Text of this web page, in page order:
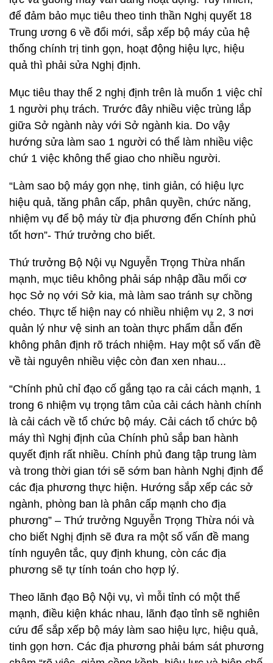
để đảm bảo mục tiêu theo tinh thần Nghị quyết 18
Trung ương 6 về đổi mới, sắp xếp bộ máy của hệ
thống chính trị tinh gọn, hoạt động hiệu lực, hiệu
quả thì phải sửa Nghị định.
Mục tiêu thay thế 2 nghị định trên là muốn 1 việc chỉ
1 người phụ trách. Trước đây nhiều việc trùng lắp
giữa Sở ngành này với Sở ngành kia. Do vậy
hướng sửa làm sao 1 người có thể làm nhiều việc
chứ 1 việc không thể giao cho nhiều người.
“Làm sao bộ máy gọn nhẹ, tinh giản, có hiệu lực
hiệu quả, tăng phân cấp, phân quyền, chức năng,
nhiệm vụ để bộ máy từ địa phương đến Chính phủ
tốt hơn”- Thứ trưởng cho biết.
Thứ trưởng Bộ Nội vụ Nguyễn Trọng Thừa nhấn
mạnh, mục tiêu không phải sáp nhập đầu mối cơ
học Sở nọ với Sở kia, mà làm sao tránh sự chồng
chéo. Thực tế hiện nay có nhiều nhiệm vụ 2, 3 nơi
quản lý như vệ sinh an toàn thực phẩm dẫn đến
không phân định rõ trách nhiệm. Hay một số vấn đề
về tài nguyên nhiều việc còn đan xen nhau...
“Chính phủ chỉ đạo cố gắng tạo ra cải cách mạnh, 1
trong 6 nhiệm vụ trọng tâm của cải cách hành chính
là cải cách về tổ chức bộ máy. Cải cách tổ chức bộ
máy thì Nghị định của Chính phủ sắp ban hành
quyết định rất nhiều. Chính phủ đang tập trung làm
và trong thời gian tới sẽ sớm ban hành Nghị định để
các địa phương thực hiện. Hướng sắp xếp các sở
ngành, phòng ban là phân cấp mạnh cho địa
phương” – Thứ trưởng Nguyễn Trọng Thừa nói và
cho biết Nghị định sẽ đưa ra một số vấn đề mang
tính nguyên tắc, quy định khung, còn các địa
phương sẽ tự tính toán cho hợp lý.
Theo lãnh đạo Bộ Nội vụ, vì mỗi tỉnh có một thế
mạnh, điều kiện khác nhau, lãnh đạo tỉnh sẽ nghiên
cứu để sắp xếp bộ máy làm sao hiệu lực, hiệu quả,
tinh gọn hơn. Các địa phương phải bám sát phương